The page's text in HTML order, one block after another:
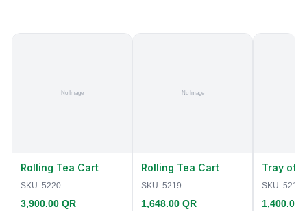
Rolling Tea Cart
SKU: 5220
3,900.00 QR
Rolling Tea Cart
SKU: 5219
1,648.00 QR
Tray of
SKU: 5218
1,400.00